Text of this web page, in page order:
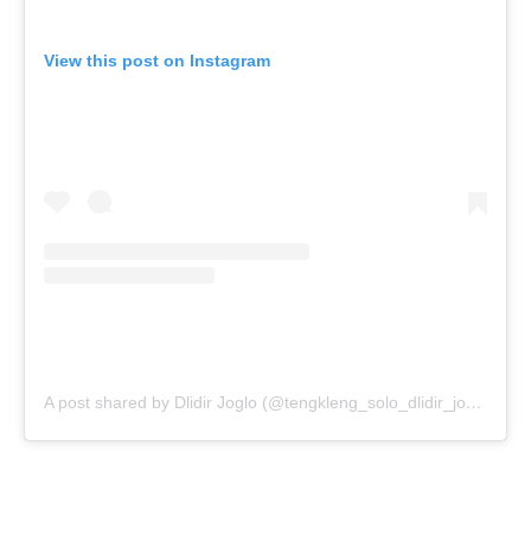
View this post on Instagram
A post shared by Dlidir Joglo (@tengkleng_solo_dlidir_joglo)